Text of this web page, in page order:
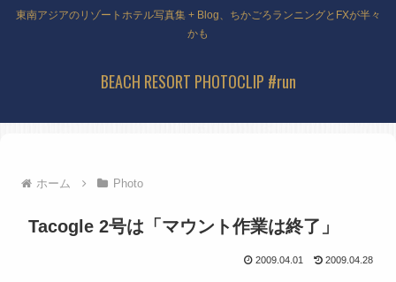
東南アジアのリゾートホテル写真集 + Blog、ちかごろランニングとFXが半々
かも
BEACH RESORT PHOTOCLIP #run
ホーム Photo
Tacogle 2号は「マウント作業は終了」
2009.04.01 2009.04.28